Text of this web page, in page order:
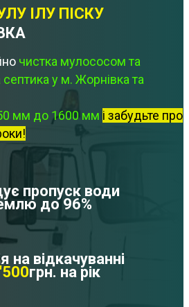
ІЛУ ПІСКУ
чистка мулососом та
у м. Жорнівка та
мм до 1600 мм і забудьте про
пропуск води
до 96%
на відкачуванні
грн. на рік